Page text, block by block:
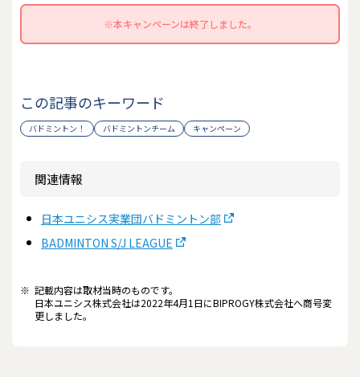
※本キャンペーンは終了しました。
この記事のキーワード
バドミントン！ バドミントンチーム キャンペーン
関連情報
日本ユニシス実業団バドミントン部
BADMINTON S/J LEAGUE
※ 記載内容は取材当時のものです。
日本ユニシス株式会社は2022年4月1日にBIPROGY株式会社へ商号変
更しました。